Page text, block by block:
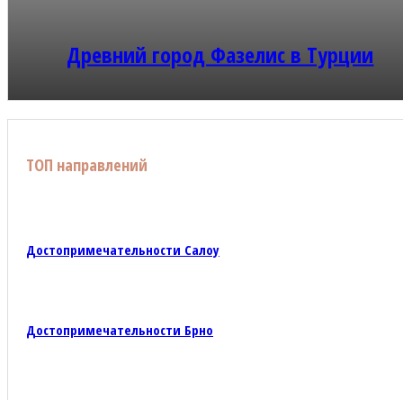
Древний город Фазелис в Турции
ТОП направлений
Достопримечательности Салоу
Достопримечательности Брно